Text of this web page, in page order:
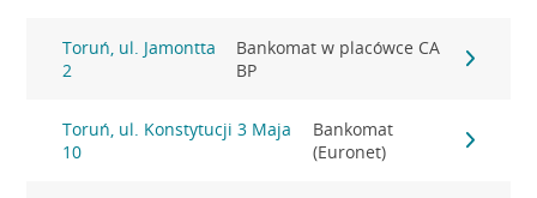
Toruń, ul. Jamontta
2
Bankomat w placówce CA
BP
Toruń, ul. Konstytucji 3 Maja
10
Bankomat
(Euronet)